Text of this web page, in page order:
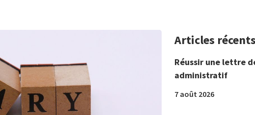
Articles récents
Réussir une lettre
administratif
7 août 2026